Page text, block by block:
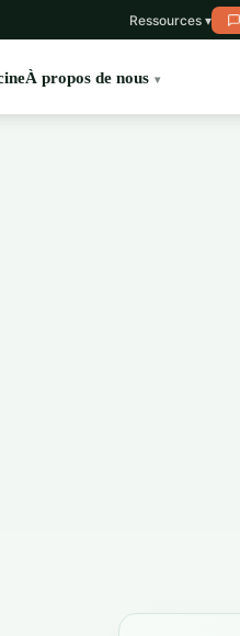
Ressources ▾
À propos de nous